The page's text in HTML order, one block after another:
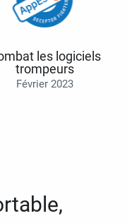
les logiciels
trompeurs
Février 2023